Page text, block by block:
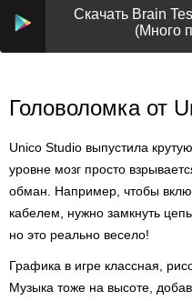
Скачать Brain
(Много
Головоломка от
Unico Studio выпустила
уровне мозг просто
обман. Например, чтобы
кабелем, нужно замкнуть
но это реально весело!
Графика в игре классная,
Музыка тоже на высоте,